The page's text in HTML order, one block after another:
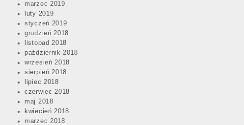
marzec 2019
luty 2019
styczeń 2019
grudzień 2018
listopad 2018
październik 2018
wrzesień 2018
sierpień 2018
lipiec 2018
czerwiec 2018
maj 2018
kwiecień 2018
marzec 2018